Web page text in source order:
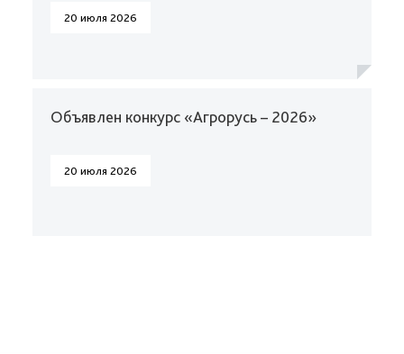
20 июля 2026
Объявлен конкурс «Агрорусь – 2026»
20 июля 2026